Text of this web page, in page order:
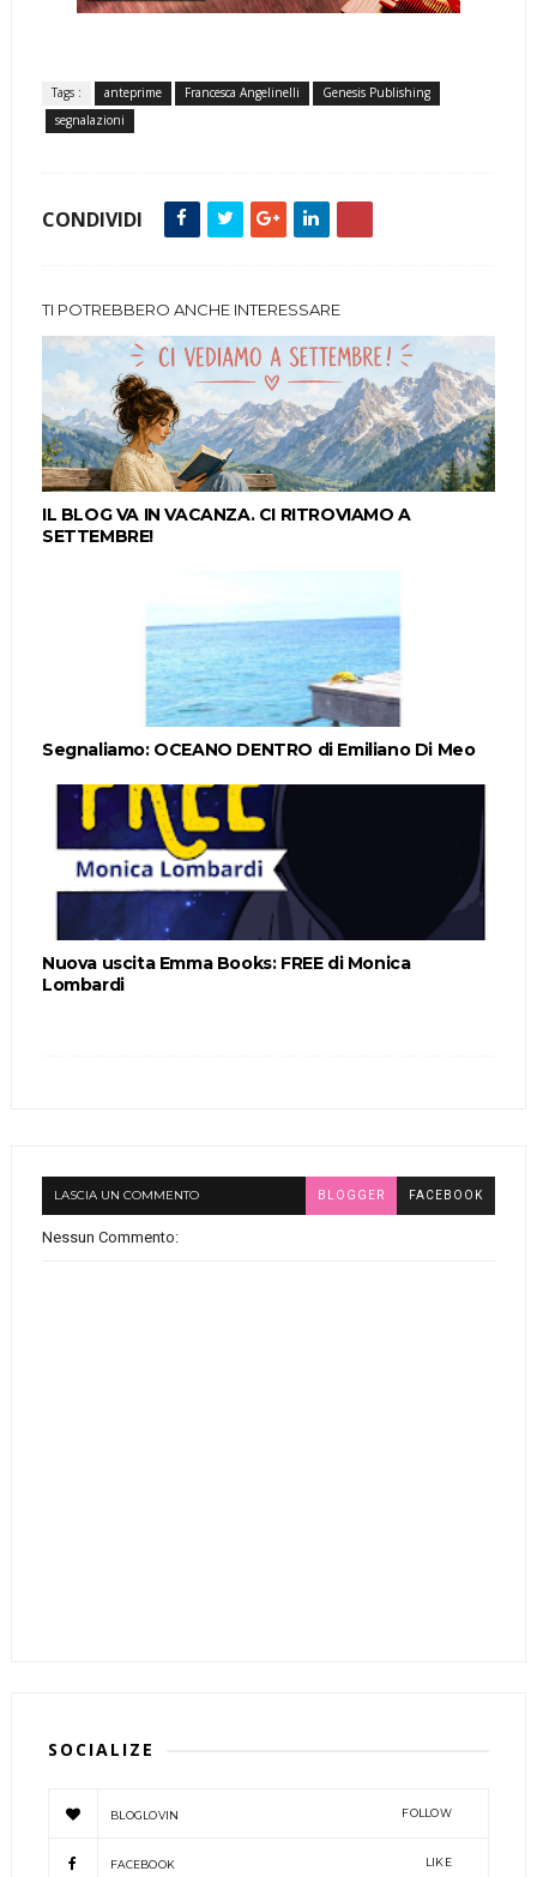
Tags : anteprime Francesca Angelinelli
Genesis Publishing
segnalazioni
CONDIVIDI
TI POTREBBERO ANCHE INTERESSARE
IL BLOG VA IN VACANZA. CI RITROVIAMO A
SETTEMBRE!
Segnaliamo: OCEANO DENTRO di Emiliano Di Meo
Nuova uscita Emma Books: FREE di Monica
Lombardi
LASCIA UN COMMENTO BLOGGER FACEBOOK
Nessun Commento:
SOCIALIZE
BLOGLOVIN FOLLOW
FACEBOOK LIKE